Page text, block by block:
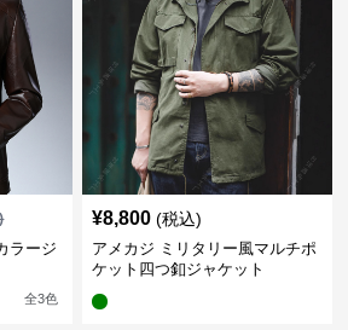
ラージ
全3色
¥8,800 (税込)
アメカジ ミリタリー風マルチポ
ケット四つ釦ジャケット